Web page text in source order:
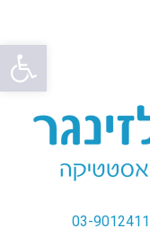
פתח
03-9012411